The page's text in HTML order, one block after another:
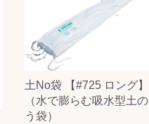
土No袋 【#725 ロング】
（水で膨らむ吸水型土の
う袋）